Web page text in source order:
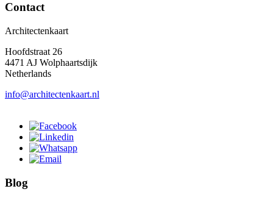
Contact
Architectenkaart
Hoofdstraat 26
4471 AJ Wolphaartsdijk
Netherlands
info@architectenkaart.nl
Blog